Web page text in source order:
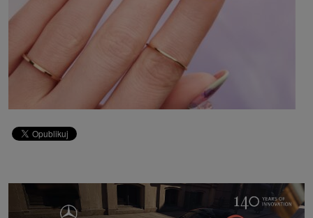
zgody z Twojej strony, ale możesz mu się w każdej chwili sprzeciwić. O ile
nie zdecydujesz inaczej, dokonując stosownych zmian ustawień w Twojej
przeglądarce, podmioty z Grupy SAGIER będą również instalować na
Twoich urządzeniach pliki cookies i podobne oraz odczytywać informacje z
takich plików. Bliższe informacje o cookies znajdziesz w akapicie
„Cookies” pod koniec tej informacji.
Administrator danych osobowych
Administratorami Twoich danych są podmioty z Grupy SAGIER czyli
podmioty z grupy kapitałowej SAGIER, w której skład wchodzą Sagier Sp. z
o.o. ul. Cegielniana 18c/3, 35-310 Rzeszów oraz Podmioty Zależne.
danych w ramach poszczególnych Usług mogą być również Zaufani
Partnerzy, w tym klienci.
http://poradnikbudowlany.eu/
https://modnieizdrowo.pl/